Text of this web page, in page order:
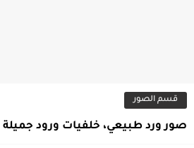
قسم الصور
صور ورد طبيعي، خلفيات ورود